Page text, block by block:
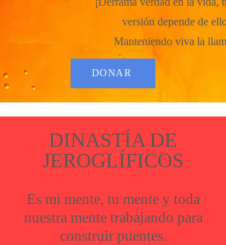
versión depende de ello!
Manteniendo viva la
DONAR
DINASTÍA DE
JEROGLÍFICOS
Es mi mente, tu mente y toda
nuestra mente trabajando para
construir puentes.